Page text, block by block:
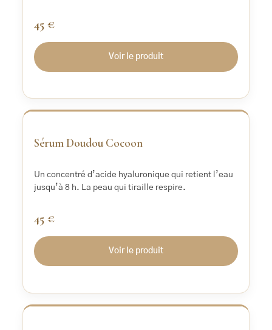
45 €
Voir le produit
‹ ›
Sérum Doudou Cocoon
Un concentré d’acide hyaluronique qui retient l’eau
jusqu’à 8 h. La peau qui tiraille respire.
45 €
Voir le produit
‹ ›